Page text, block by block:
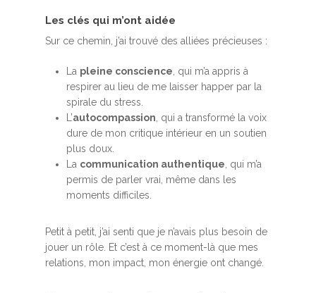
Les clés qui m’ont aidée
Sur ce chemin, j’ai trouvé des alliées précieuses :
La pleine conscience , qui m’a appris à
respirer au lieu de me laisser happer par la
spirale du stress.
L’autocompassion , qui a transformé la voix
dure de mon critique intérieur en un soutien
plus doux.
La communication authentique , qui m’a
permis de parler vrai, même dans les
moments difficiles.
Petit à petit, j’ai senti que je n’avais plus besoin de
jouer un rôle. Et c’est à ce moment-là que mes
relations, mon impact, mon énergie ont changé.